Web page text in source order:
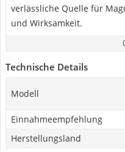
verlässliche Quelle für
und Wirksamkeit.
Technische Details
Modell
Einnahmeempfehlung
Herstellungsland